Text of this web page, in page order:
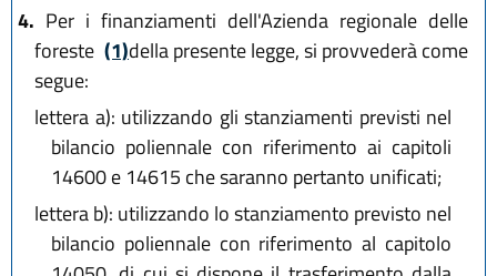
4. Per i finanziamenti dell'Azienda regionale delle
foreste (1)della presente legge, si provvederà come
segue:
lettera a): utilizzando gli stanziamenti previsti nel
bilancio poliennale con riferimento ai capitoli
14600 e 14615 che saranno pertanto unificati;
lettera b): utilizzando lo stanziamento previsto nel
bilancio poliennale con riferimento al capitolo